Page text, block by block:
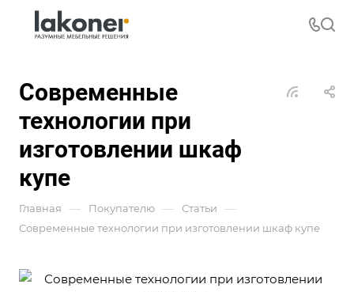
Современные
технологии при
изготовлении шкаф
купе
Главная — Покупателю — Статьи —
Современные технологии при изготовлении шкаф купе